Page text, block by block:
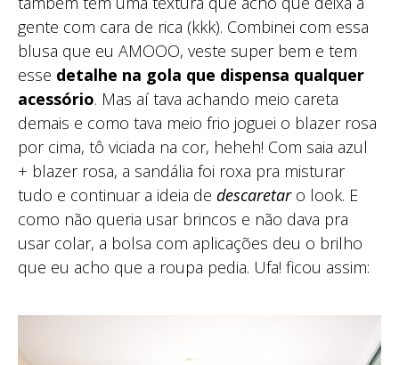
gente com cara de rica (kkk). Combinei com essa
blusa que eu AMOOO, veste super bem e tem
esse detalhe na gola que dispensa qualquer
acessório. Mas aí tava achando meio careta
demais e como tava meio frio joguei o blazer rosa
por cima, tô viciada na cor, heheh! Com saia azul
+ blazer rosa, a sandália foi roxa pra misturar
tudo e continuar a ideia de descaretaro look. E
como não queria usar brincos e não dava pra
usar colar, a bolsa com aplicações deu o brilho
que eu acho que a roupa pedia. Ufa! ficou assim: